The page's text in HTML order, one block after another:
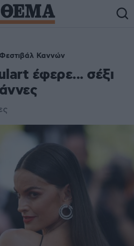
Φεστιβάλ Καννών
έφερε... σέξι